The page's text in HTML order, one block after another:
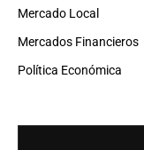
Mercado Local
Mercados Financieros
Política Económica